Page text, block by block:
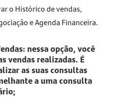
o Histórico de vendas,
e Agenda Financeira.
nessa opção, você
vendas realizadas. É
as suas consultas
a uma consulta